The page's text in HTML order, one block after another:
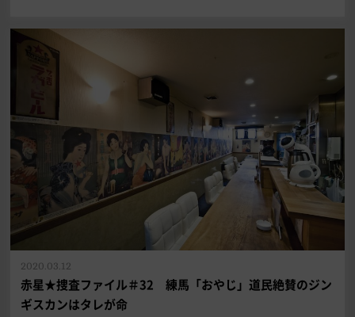
赤星★捜査ファイル＃32 練馬「おやじ」道民絶賛のジン
ギスカンはタレが命
2020.03.12